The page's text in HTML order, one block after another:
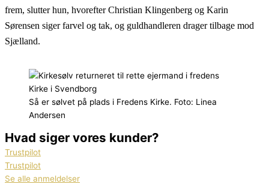
frem, slutter hun, hvorefter Christian Klingenberg og Karin
Sørensen siger farvel og tak, og guldhandleren drager tilbage mod
Sjælland.
Så er sølvet på plads i Fredens Kirke. Foto: Linea
Andersen
Hvad siger vores kunder?
Trustpilot
Trustpilot
Se alle anmeldelser